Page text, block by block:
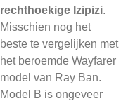
rechthoekige Izipizi.
Misschien nog het
beste te vergelijken met
het beroemde Wayfarer
model van Ray Ban.
Model B is ongeveer